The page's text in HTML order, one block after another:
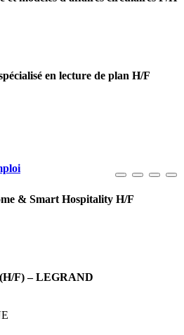
en lecture de plan H/F
& Smart Hospitality H/F
F) – LEGRAND